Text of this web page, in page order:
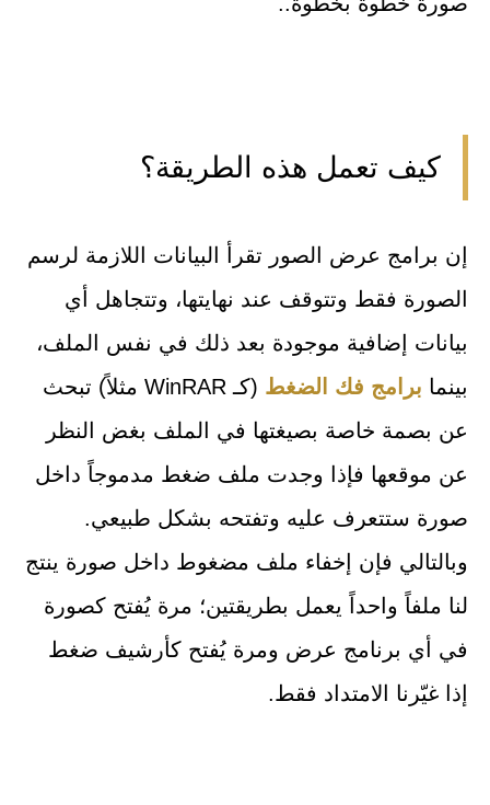
كيف تعمل هذه الطريقة؟
إن برامج عرض الصور تقرأ البيانات اللازمة لرسم
الصورة فقط وتتوقف عند نهايتها، وتتجاهل أي
بيانات إضافية موجودة بعد ذلك في نفس الملف،
بينما برامج فك الضغط
(كـ WinRAR مثلاً) تبحث
عن بصمة خاصة بصيغتها في الملف بغض النظر
عن موقعها فإذا وجدت ملف ضغط مدموجاً داخل
صورة ستتعرف عليه وتفتحه بشكل طبيعي.
وبالتالي فإن إخفاء ملف مضغوط داخل صورة ينتج
لنا ملفاً واحداً يعمل بطريقتين؛ مرة يُفتح كصورة
في أي برنامج عرض ومرة يُفتح كأرشيف ضغط
إذا غيّرنا الامتداد فقط.